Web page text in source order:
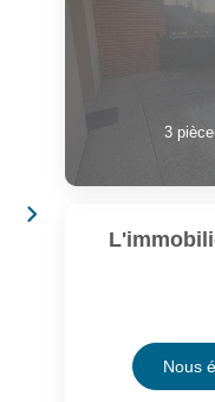
3
Nous